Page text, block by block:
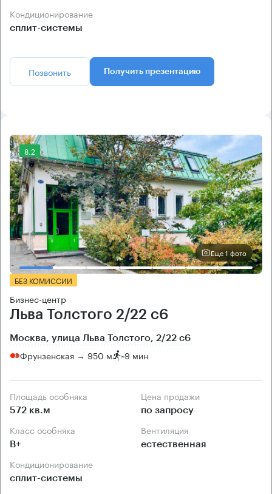
Кондиционирование
сплит-системы
Позвонить Получить презентацию
8.2
Еще 1 фото
БЕЗ КОМИССИИ
Бизнес-центр
Льва Толстого 2/22 с6
Москва, улица Льва Толстого, 2/22 с6
Фрунзенская → 950 м ~9 мин
Площадь особняка
572 кв.м
Цена продажи
по запросу
Класс особняка
B+
Вентиляция
естественная
Кондиционирование
сплит-системы